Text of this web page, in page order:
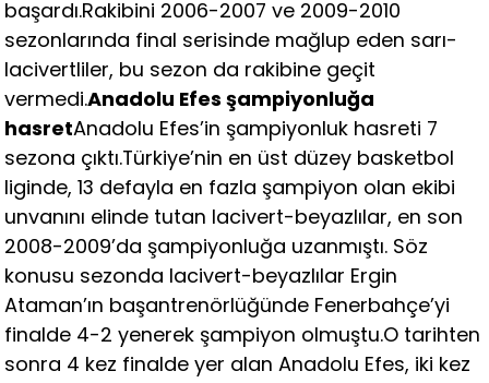
başardı.Rakibini 2006-2007 ve 2009-2010
sezonlarında final serisinde mağlup eden sarı-
lacivertliler, bu sezon da rakibine geçit
vermedi.Anadolu Efes şampiyonluğa
hasretAnadolu Efes’in şampiyonluk hasreti 7
sezona çıktı.Türkiye’nin en üst düzey basketbol
liginde, 13 defayla en fazla şampiyon olan ekibi
unvanını elinde tutan lacivert-beyazlılar, en son
2008-2009’da şampiyonluğa uzanmıştı. Söz
konusu sezonda lacivert-beyazlılar Ergin
Ataman’ın başantrenörlüğünde Fenerbahçe’yi
finalde 4-2 yenerek şampiyon olmuştu.O tarihten
sonra 4 kez finalde yer alan Anadolu Efes, iki kez